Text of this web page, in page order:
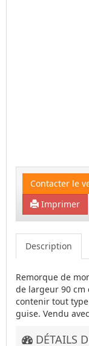
Contacter le
Imprimer
Description
Remorque de
de largeur 90 cm
contenir tout
guise. Vendu
DÉTAILS